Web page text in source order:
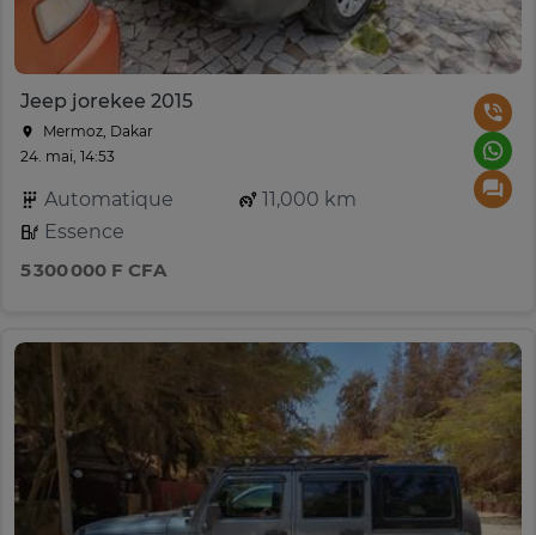
Jeep jorekee 2015
Mermoz, Dakar
24. mai, 14:53
Automatique
11,000 km
Essence
5 300 000 F CFA